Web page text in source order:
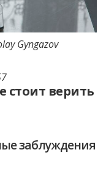
верить
заблуждения
Gyngazov